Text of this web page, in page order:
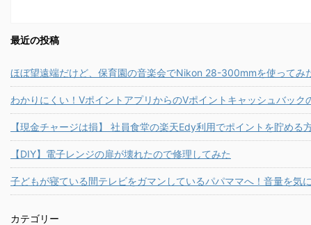
最近の投稿
ほぼ望遠端だけど、保育園の音楽会でNikon 28-300mmを使ってみ
わかりにくい！VポイントアプリからのVポイントキャッシュバック
【現金チャージは損】 社員食堂の楽天Edy利用でポイントを貯める
【DIY】電子レンジの扉が壊れたので修理してみた
子どもが寝ている間テレビをガマンしているパパママへ！音量を気
カテゴリー